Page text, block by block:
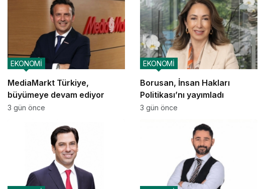
MediaMarkt Türkiye,
büyümeye devam ediyor
EKONOMİ
3 gün önce
Borusan, İnsan Hakları
Politikası’nı yayımladı
EKONOMİ
3 gün önce